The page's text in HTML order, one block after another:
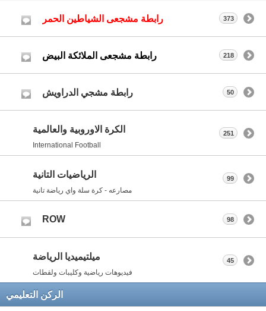
رابطة مشجعى الشياطين الحمر 373
رابطة مشجعى الملائكة البيض 218
رابطة مشجي الدراويش 50
الكرة الاوروبية والعالمية
International Football
251
الرياضيات التانية
مصارعه - كرة سلة واي رياضة تانية
99
ROW 98
ميلتيميديا الرياضة
فيديوهات رياضية وكليبات ولقطات
45
الركن التعليمي